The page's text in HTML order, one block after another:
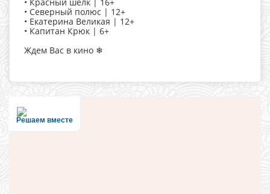
• Северный полюс | 12+
• Екатерина Великая | 12+
• Капитан Крюк | 6+
Ждем Вас в кино ❄
Решаем вместе